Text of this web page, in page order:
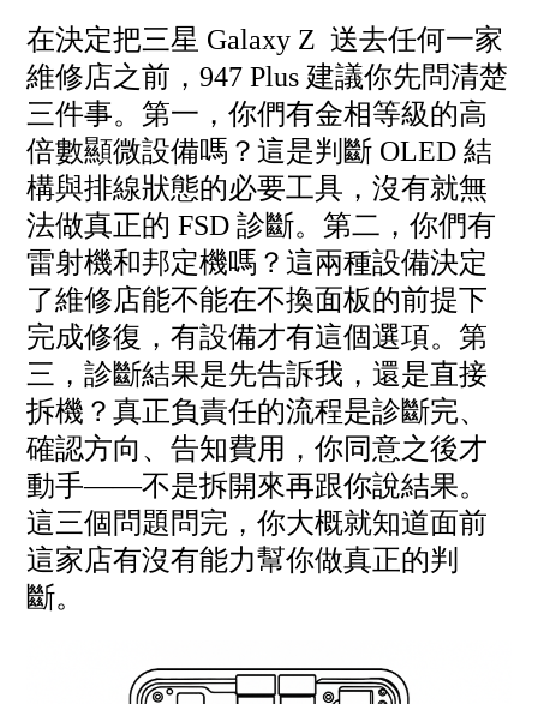
在決定把三星 Galaxy Z 送去任何一家
維修店之前，947 Plus 建議你先問清楚
三件事。第一，你們有金相等級的高
倍數顯微設備嗎？這是判斷 OLED 結
構與排線狀態的必要工具，沒有就無
法做真正的 FSD 診斷。第二，你們有
雷射機和邦定機嗎？這兩種設備決定
了維修店能不能在不換面板的前提下
完成修復，有設備才有這個選項。第
三，診斷結果是先告訴我，還是直接
拆機？真正負責任的流程是診斷完、
確認方向、告知費用，你同意之後才
動手——不是拆開來再跟你說結果。
這三個問題問完，你大概就知道面前
這家店有沒有能力幫你做真正的判
斷。